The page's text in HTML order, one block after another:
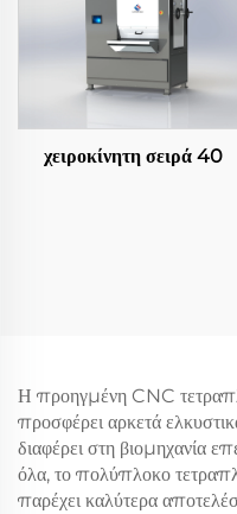
χειροκίνητη σειρά 40
Η προηγμένη CNC
προσφέρει αρκετά
διαφέρει στη βιομηχανία
όλα, το πολύπλοκο
παρέχει καλύτερα